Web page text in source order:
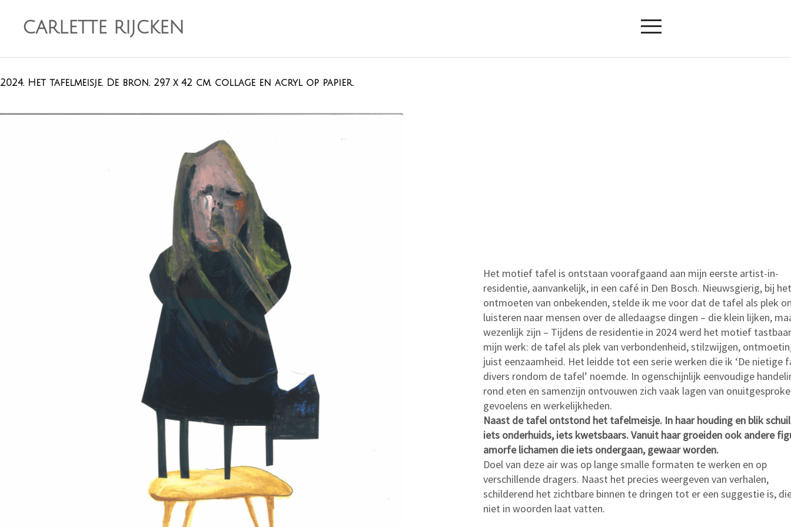
CARLETTE RIJCKEN
2024. Het tafelmeisje. De bron. 29.7 x 42 cm. collage en acryl op papier.
Het motief tafel is ontstaan voorafgaand aan mijn eerste artist-in-
residentie, aanvankelijk, in een café in Den Bosch. Nieuwsgierig, bij het
ontmoeten van onbekenden, stelde ik me voor dat de tafel als plek
luisteren naar mensen over de alledaagse dingen – die klein lijken,
wezenlijk zijn – Tijdens de residentie in 2024 werd het motief
mijn werk: de tafel als plek van verbondenheid, stilzwijgen,
juist eenzaamheid. Het leidde tot een serie werken die ik ‘De nietige
divers rondom de tafel’ noemde. In ogenschijnlijk eenvoudige
rond eten en samenzijn ontvouwen zich vaak lagen van
gevoelens en werkelijkheden.
Naast de tafel ontstond het tafelmeisje. In haar houding en blik
iets onderhuids, iets kwetsbaars. Vanuit haar groeiden ook andere
amorfe lichamen die iets ondergaan, gewaar worden.
Doel van deze air was op lange smalle formaten te werken en op
verschillende dragers. Naast het precies weergeven van verhalen,
schilderend het zichtbare binnen te dringen tot er een suggestie is,
niet in woorden laat vatten.